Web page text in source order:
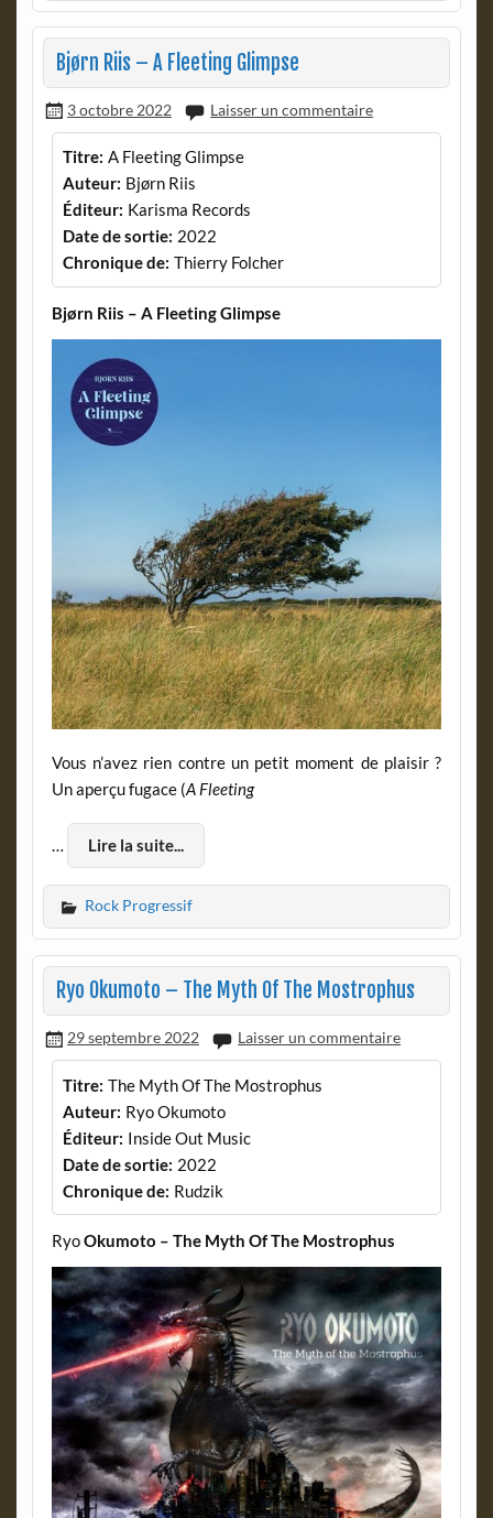
Bjørn Riis – A Fleeting Glimpse
3 octobre 2022 Laisser un commentaire
Titre: A Fleeting Glimpse
Auteur: Bjørn Riis
Éditeur: Karisma Records
Date de sortie: 2022
Chronique de: Thierry Folcher
Bjørn Riis – A Fleeting Glimpse
Vous n’avez rien contre un petit moment de plaisir ?
Un aperçu fugace (A Fleeting
… Lire la suite...
Rock Progressif
Ryo Okumoto – The Myth Of The Mostrophus
29 septembre 2022 Laisser un commentaire
Titre: The Myth Of The Mostrophus
Auteur: Ryo Okumoto
Éditeur: Inside Out Music
Date de sortie: 2022
Chronique de: Rudzik
RyoOkumoto – The Myth Of The Mostrophus